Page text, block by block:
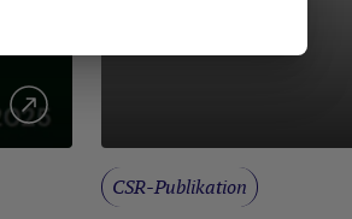
CSR-Publikation